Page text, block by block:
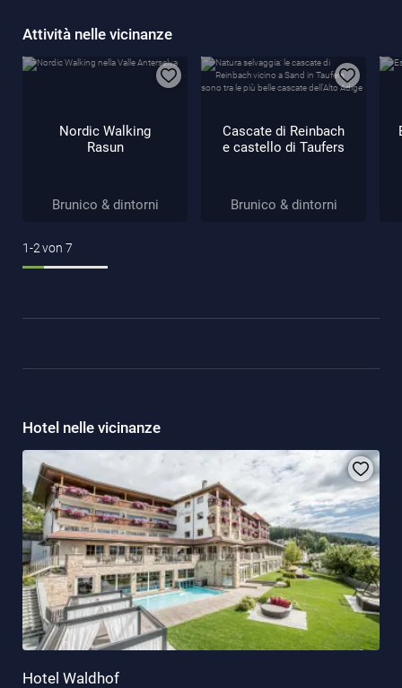
Attività nelle vicinanze
Nordic Walking
Rasun
Brunico & dintorni
Cascate di Reinbach
e castello di Taufers
Brunico & dintorni
1-2von 7
Hotel nelle vicinanze
Hotel Waldhof